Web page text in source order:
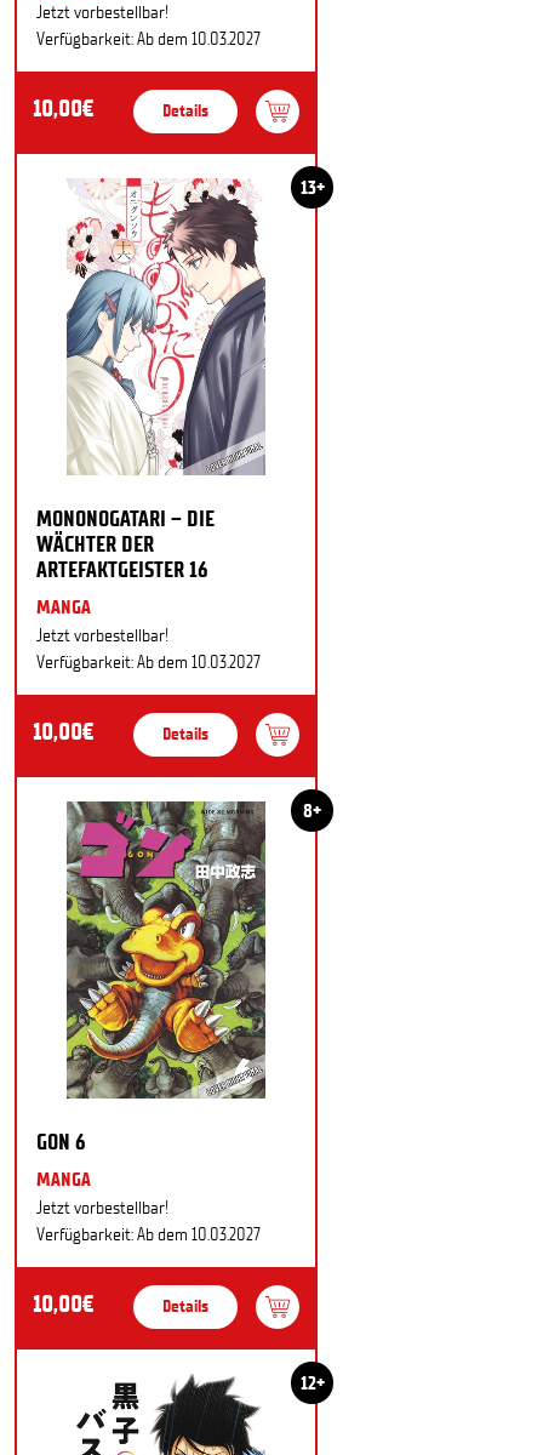
Jetzt vorbestellbar!
Verfügbarkeit: Ab dem 10.03.2027
10,00€ Details
13+
MONONOGATARI – DIE
WÄCHTER DER
ARTEFAKTGEISTER 16
MANGA
Jetzt vorbestellbar!
Verfügbarkeit: Ab dem 10.03.2027
10,00€ Details
8+
GON 6
MANGA
Jetzt vorbestellbar!
Verfügbarkeit: Ab dem 10.03.2027
10,00€ Details
12+